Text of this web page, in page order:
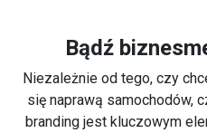
Bądź
Niezależnie od tego, czy
się naprawą samochodów,
branding jest kluczowym